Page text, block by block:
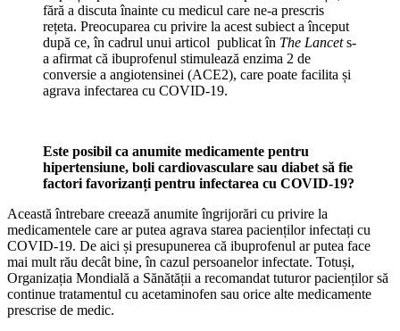
fără a discuta înainte cu medicul care ne-a prescris
rețeta. Preocuparea cu privire la acest subiect a început
după ce, în cadrul unui articol publicat în The Lancets-
a afirmat că ibuprofenul stimulează enzima 2 de
conversie a angiotensinei (ACE2), care poate facilita și
agrava infectarea cu COVID-19.
Este posibil ca anumite medicamente pentru
hipertensiune, boli cardiovasculare sau diabet să fie
factori favorizanți pentru infectarea cu COVID-19?
Această întrebare creează anumite îngrijorări cu privire la
medicamentele care ar putea agrava starea pacienților infectați cu
COVID-19. De aici și presupunerea că ibuprofenul ar putea face
mai mult rău decât bine, în cazul persoanelor infectate. Totuși,
Organizația Mondială a Sănătății a recomandat tuturor pacienților să
continue tratamentul cu acetaminofen sau orice alte medicamente
prescrise de medic.